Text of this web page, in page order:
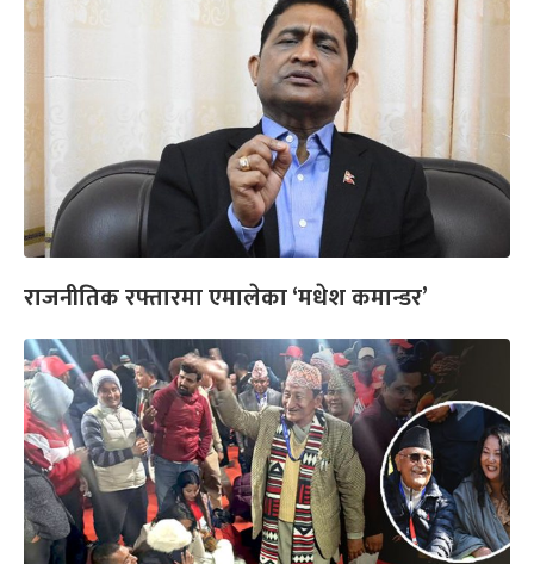
राजनीतिक रफ्तारमा एमालेका ‘मधेश कमान्डर’